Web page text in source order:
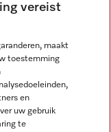
vereist
maakt
toestemming
en
uw gebruik
te